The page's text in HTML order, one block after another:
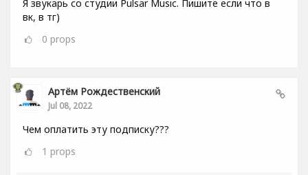
Я звукарь со студии Pulsar Music. Пишите если что в
вк, в тг)
0 props
Артём Рождественский
Jul 08, 2022
Чем оплатить эту подписку???
1 props